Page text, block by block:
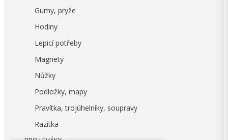
Gumy, pryže
Hodiny
Lepicí potřeby
Magnety
Nůžky
Podložky, mapy
Pravítka, trojúhelníky, soupravy
Razítka